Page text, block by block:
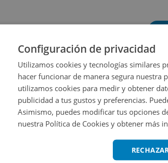
Configuración de privacidad
Utilizamos cookies y tecnologías similares
hacer funcionar de manera segura nuestra
utilizamos cookies para medir y obtener
publicidad a tus gustos y preferencias.
Asimismo, puedes modificar tus opciones
nuestra Política de Cookies y obtener más